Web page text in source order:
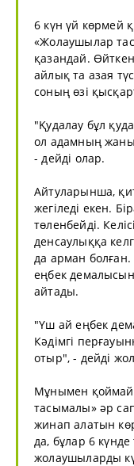
6 күн үй көрмей
«Жолаушылар
қазандай.
айлық та азая
соның өзі
"Қудалау бұл
ол адамның
- дейді олар.
Айтуларынша,
жегіледі екен.
төленбейді.
денсаулыққа
да арман
еңбек
айтады.
"Үш ай еңбек
Кәдімгі
отыр", - дейді
Мұнымен
тасымалы» әр
жинап алатын
да, бұлар 6
жолаушыларды